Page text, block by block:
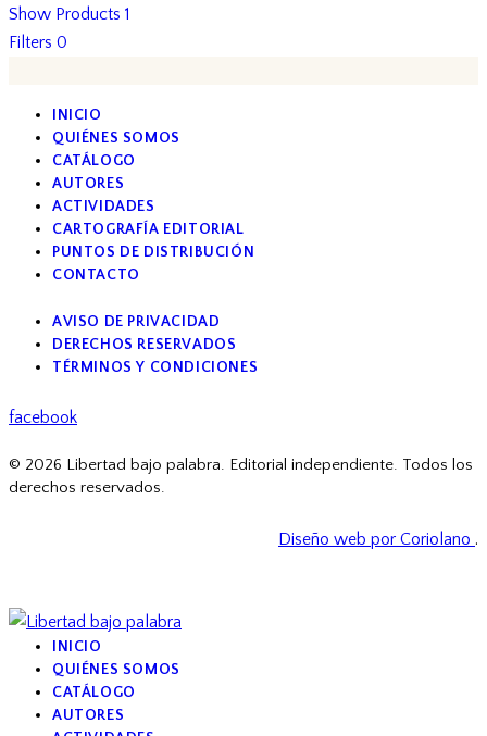
Show Products 1
Filters 0
INICIO
QUIÉNES SOMOS
CATÁLOGO
AUTORES
ACTIVIDADES
CARTOGRAFÍA EDITORIAL
PUNTOS DE DISTRIBUCIÓN
CONTACTO
AVISO DE PRIVACIDAD
DERECHOS RESERVADOS
TÉRMINOS Y CONDICIONES
facebook
© 2026 Libertad bajo palabra. Editorial independiente. Todos los
derechos reservados.
Diseño web por Coriolano .
INICIO
QUIÉNES SOMOS
CATÁLOGO
AUTORES